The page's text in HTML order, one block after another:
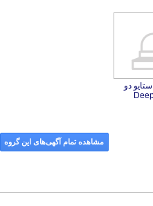
دو
مشاهده تمام آگهی‌های این گروه